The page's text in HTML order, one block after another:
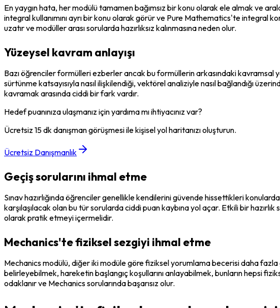
En yaygın hata, her modülü tamamen bağımsız bir konu olarak ele almak ve
integral kullanımını ayrı bir konu olarak görür ve Pure Mathematics'te integral
uzatır ve modüller arası sorularda hazırlıksız kalınmasına neden olur.
Yüzeysel kavram anlayışı
Bazı öğrenciler formülleri ezberler ancak bu formüllerin arkasındaki
sürtünme katsayısıyla nasıl ilişkilendiği, vektörel analiziyle nasıl bağlandığı
kavramak arasında ciddi bir fark vardır.
Hedef puanınıza ulaşmanız için yardıma mı ihtiyacınız var?
Ücretsiz 15 dk danışman görüşmesi ile kişisel yol haritanızı oluşturun.
Ücretsiz Danışmanlık
Geçiş sorularını ihmal etme
Sınav hazırlığında öğrenciler genellikle kendilerini güvende hissettikleri
karşılaşılacak olan bu tür sorularda ciddi puan kaybına yol açar. Etkili bir hazırlık
olarak pratik etmeyi içermelidir.
Mechanics'te fiziksel sezgiyi ihmal etme
Mechanics modülü, diğer iki modüle göre fiziksel yorumlama becerisi daha
belirleyebilmek, hareketin başlangıç koşullarını anlayabilmek, bunların hepsi
odaklanır ve Mechanics sorularında başarısız olur.